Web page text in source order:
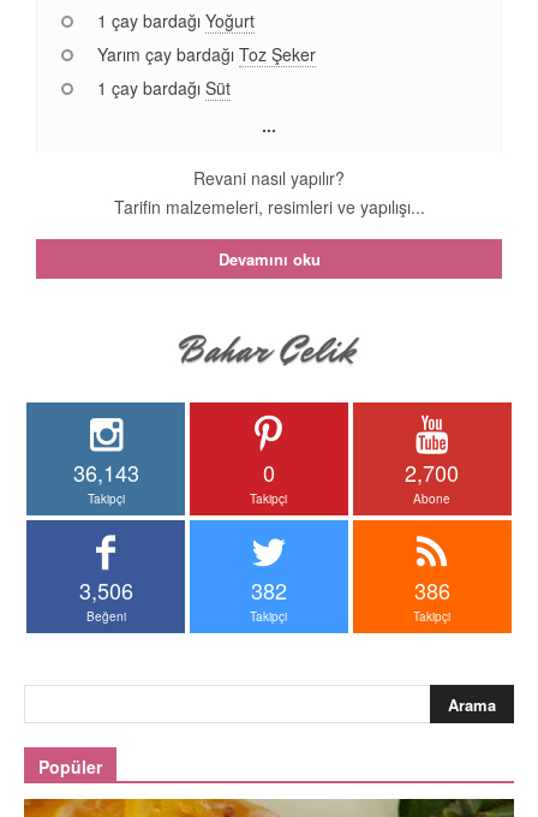
1 çay bardağı Yoğurt
Yarım çay bardağı Toz Şeker
1 çay bardağı Süt
...
Revani nasıl yapılır?
Tarifin malzemeleri, resimleri ve yapılışı...
Devamını oku
36,143
Takipçi
0
Takipçi
2,700
Abone
3,506
Beğeni
382
Takipçi
386
Takipçi
Popüler